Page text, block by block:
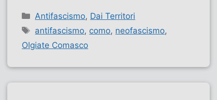
Categorie
Antifascismo, Dai Territori
Tag
antifascismo, como, neofascismo,
Olgiate Comasco